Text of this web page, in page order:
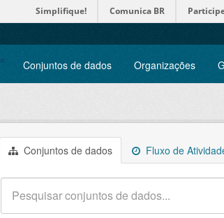
Simplifique! Comunica BR
Conjuntos de dados Organizações
Conjuntos de dados Fluxo de